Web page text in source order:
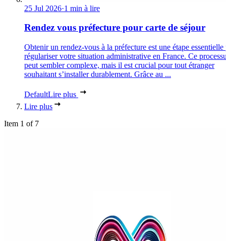
25 Jul 2026·1 min à lire
Rendez vous préfecture pour carte de séjour
Obtenir un rendez-vous à la préfecture est une étape essentielle
régulariser votre situation administrative en France. Ce
peut sembler complexe, mais il est crucial pour tout étranger
souhaitant s’installer durablement. Grâce au ...
DefaultLire plus
Lire plus
Item 1 of 7